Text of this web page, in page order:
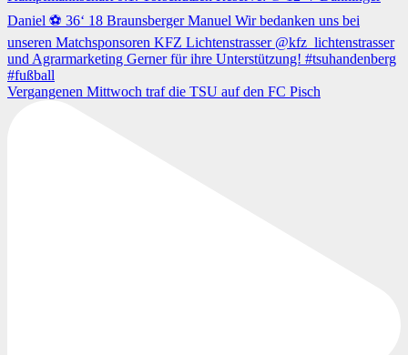
Vergangenen Mittwoch traf die TSU auf den FC Pisch